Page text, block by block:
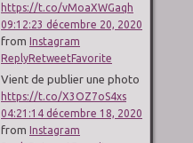
https://t.co/vMoaXWGaqh
09:12:23 décembre 20, 2020
from Instagram
ReplyRetweetFavorite
Vient de publier une photo
https://t.co/X3OZ7oS4xs
04:21:14 décembre 18, 2020
from Instagram